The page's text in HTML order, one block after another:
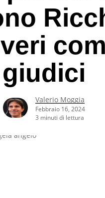
giudici
Valerio Moggia
Febbraio 16, 2024
3 minuti di lettura